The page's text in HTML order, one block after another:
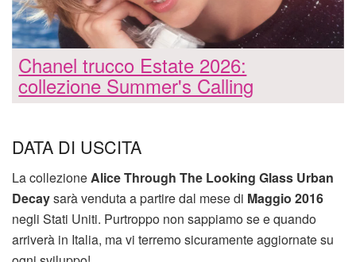
Chanel trucco Estate 2026:
collezione Summer's Calling
DATA DI USCITA
La collezioneAlice Through The Looking Glass Urban
Decaysarà venduta a partire dal mese di Maggio 2016
negli Stati Uniti. Purtroppo non sappiamo se e quando
arriverà in Italia, ma vi terremo sicuramente aggiornate su